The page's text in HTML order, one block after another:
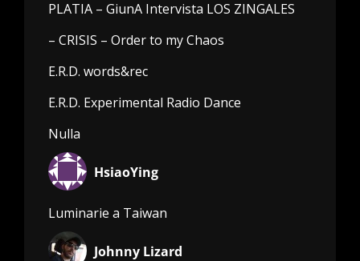
PLATIA – GiunA Intervista LOS ZINGALES
– CRISIS – Order to my Chaos
E.R.D. words&rec
E.R.D. Experimental Radio Dance
Nulla
HsiaoYing
Luminarie a Taiwan
Johnny Lizard